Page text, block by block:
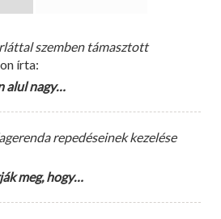
szemben támasztott
írta:
alul nagy…
repedéseinek kezelése
meg, hogy…